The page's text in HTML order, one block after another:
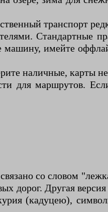
транспорт
Стандартные
машину, имейте
наличные, карты не
для маршрутов.
со словом
дорог. Другая
(кадуцею),